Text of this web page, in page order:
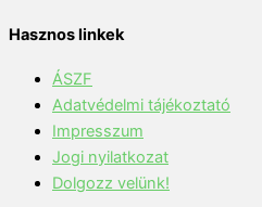
Hasznos linkek
ÁSZF
Adatvédelmi tájékoztató
Impresszum
Jogi nyilatkozat
Dolgozz velünk!